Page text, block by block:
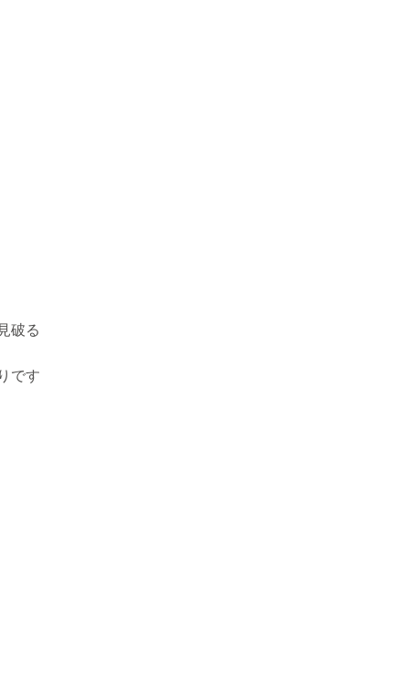
破る
です